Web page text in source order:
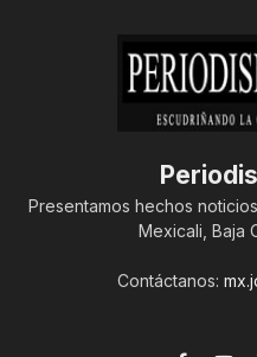
Presentamos hechos
Mexicali, Baja
Contáctanos: